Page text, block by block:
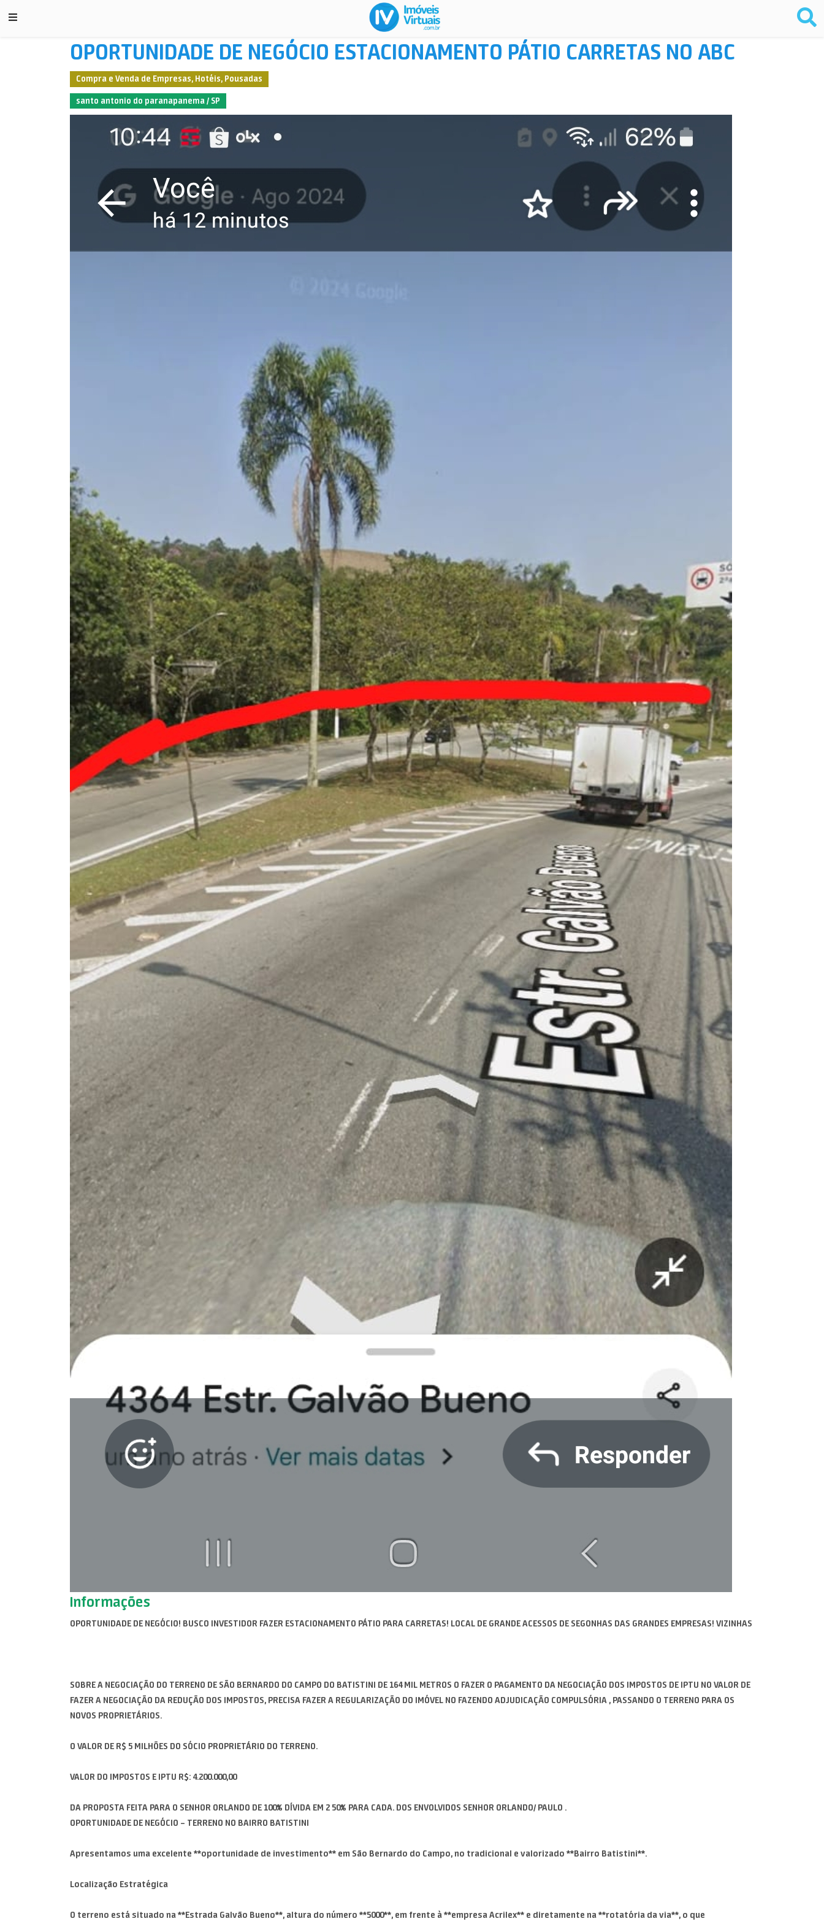
OPORTUNIDADE DE NEGÓCIO ESTACIONAMENTO PÁTIO CARRETAS NO ABC
Compra e Venda de Empresas, Hotéis, Pousadas
santo antonio do paranapanema / SP
Informações
OPORTUNIDADE DE NEGÓCIO! BUSCO INVESTIDOR FAZER ESTACIONAMENTO PÁTIO PARA CARRETAS! LOCAL DE GRANDE ACESSOS DE SEGONHAS DAS GRANDES EMPRESAS! VIZINHAS
SOBRE A NEGOCIAÇÃO DO TERRENO DE SÃO BERNARDO DO CAMPO DO BATISTINI DE 164 MIL METROS O FAZER O PAGAMENTO DA NEGOCIAÇÃO DOS IMPOSTOS DE IPTU NO VALOR DE
FAZER A NEGOCIAÇÃO DA REDUÇÃO DOS IMPOSTOS, PRECISA FAZER A REGULARIZAÇÃO DO IMÓVEL NO FAZENDO ADJUDICAÇÃO COMPULSÓRIA , PASSANDO O TERRENO PARA OS
NOVOS PROPRIETÁRIOS.
O VALOR DE R$ 5 MILHÕES DO SÓCIO PROPRIETÁRIO DO TERRENO.
VALOR DO IMPOSTOS E IPTU R$: 4.200.000,00
DA PROPOSTA FEITA PARA O SENHOR ORLANDO DE 100% DÍVIDA EM 2 50% PARA CADA. DOS ENVOLVIDOS SENHOR ORLANDO/ PAULO .
OPORTUNIDADE DE NEGÓCIO – TERRENO NO BAIRRO BATISTINI
Apresentamos uma excelente **oportunidade de investimento** em São Bernardo do Campo, no tradicional e valorizado **Bairro Batistini**.
Localização Estratégica
O terreno está situado na **Estrada Galvão Bueno**, altura do número **5000**, em frente à **empresa Acrilex** e diretamente na **rotatória da via**, o que